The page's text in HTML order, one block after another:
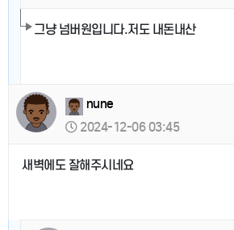
그냥 넘버원입니다.저도 내돈내산
nune
2024-12-06 03:45
새벽에도 잘해주시네요